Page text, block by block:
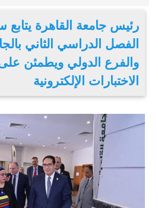
رئيس جامعة القاهرة يتابع
الفصل الدراسي الثاني
والفرع الدولي ويطمئن
الاختبارات الإلكترونية